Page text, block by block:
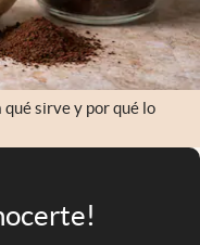
qué sirve y por qué lo